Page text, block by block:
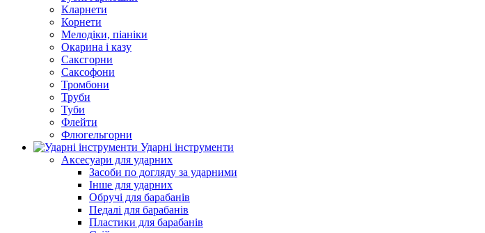
Кларнети
Корнети
Мелодіки, піаніки
Окарина і казу
Саксгорни
Саксофони
Тромбони
Труби
Туби
Флейти
Флюгельгорни
Ударні інструменти
Аксесуари для ударних
Засоби по догляду за ударними
Інше для ударних
Обручі для барабанів
Педалі для барабанів
Пластики для барабанів